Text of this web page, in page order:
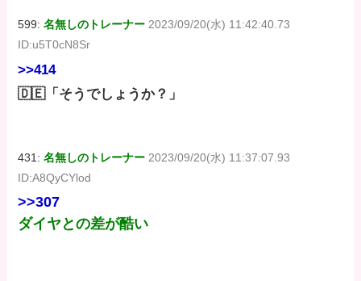
599:名無しのトレーナー 2023/09/20(水) 11:42:40.73
ID:u5T0cN8Sr
>>414
🇩🇪「そうでしょうか？」
431:名無しのトレーナー 2023/09/20(水) 11:37:07.93
ID:A8QyCYlod
>>307
ダイヤとの差が酷い